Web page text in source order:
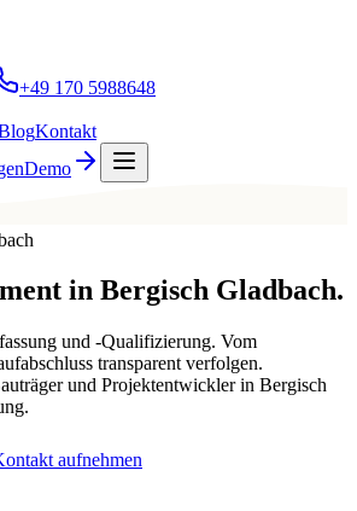
+49 170 5988648
Kontakt
Demo
in Bergisch Gladbach.
und -Qualifizierung. Vom
transparent verfolgen.
und Projektentwickler in Bergisch
aufnehmen